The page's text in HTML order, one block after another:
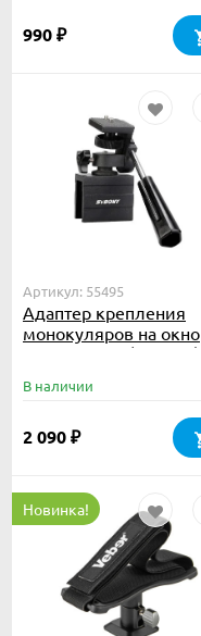
990 ₽
Артикул: 55495
Адаптер крепления
монокуляров на окно
автомобиля (F9197A)
В наличии
2 090 ₽
Новинка!